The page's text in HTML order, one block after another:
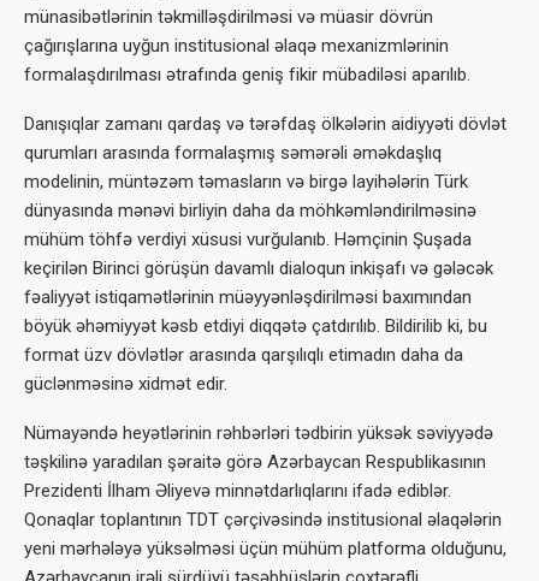
münasibətlərinin təkmilləşdirilməsi və müasir dövrün
çağırışlarına uyğun institusional əlaqə mexanizmlərinin
formalaşdırılması ətrafında geniş fikir mübadiləsi aparılıb.
Danışıqlar zamanı qardaş və tərəfdaş ölkələrin aidiyyəti dövlət
qurumları arasında formalaşmış səmərəli əməkdaşlıq
modelinin, müntəzəm təmasların və birgə layihələrin Türk
dünyasında mənəvi birliyin daha da möhkəmləndirilməsinə
mühüm töhfə verdiyi xüsusi vurğulanıb. Həmçinin Şuşada
keçirilən Birinci görüşün davamlı dialoqun inkişafı və gələcək
fəaliyyət istiqamətlərinin müəyyənləşdirilməsi baxımından
böyük əhəmiyyət kəsb etdiyi diqqətə çatdırılıb. Bildirilib ki, bu
format üzv dövlətlər arasında qarşılıqlı etimadın daha da
güclənməsinə xidmət edir.
Nümayəndə heyətlərinin rəhbərləri tədbirin yüksək səviyyədə
təşkilinə yaradılan şəraitə görə Azərbaycan Respublikasının
Prezidenti İlham Əliyevə minnətdarlıqlarını ifadə ediblər.
Qonaqlar toplantının TDT çərçivəsində institusional əlaqələrin
yeni mərhələyə yüksəlməsi üçün mühüm platforma olduğunu,